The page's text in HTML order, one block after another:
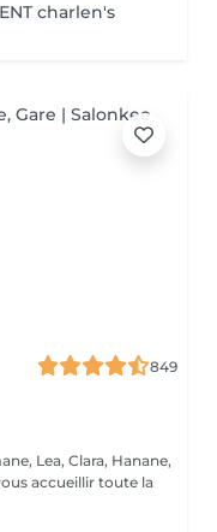
charlen's
849
Lea, Clara, Hanane,
accueillir toute la